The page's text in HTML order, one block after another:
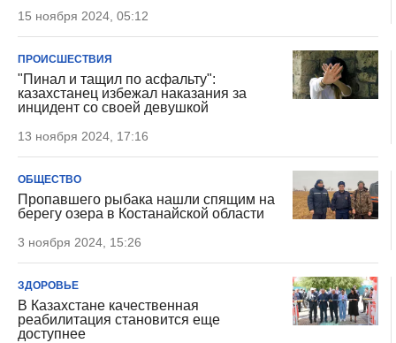
15 ноября 2024, 05:12
ПРОИСШЕСТВИЯ
"Пинал и тащил по асфальту":
казахстанец избежал наказания за
инцидент со своей девушкой
13 ноября 2024, 17:16
ОБЩЕСТВО
Пропавшего рыбака нашли спящим на
берегу озера в Костанайской области
3 ноября 2024, 15:26
ЗДОРОВЬЕ
В Казахстане качественная
реабилитация становится еще
доступнее